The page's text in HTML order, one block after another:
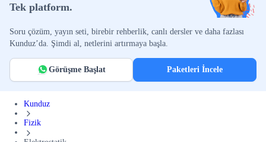
Tek platform.
Soru çözüm, yayın seti, birebir rehberlik, canlı dersler ve daha fazlası
Kunduz’da. Şimdi al, netlerini artırmaya başla.
Görüşme Başlat Paketleri İncele
Kunduz
Fizik